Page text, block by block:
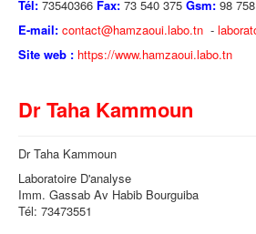
Tél: 73540366 Fax: 73 540 375 Gsm: 98
E-mail: contact@hamzaoui.labo.tn -
Site web : https://www.hamzaoui.labo.tn
Dr Taha Kammoun
Dr Taha Kammoun
Laboratoire D'analyse
Imm. Gassab Av Habib Bourguiba
Tél: 73473551